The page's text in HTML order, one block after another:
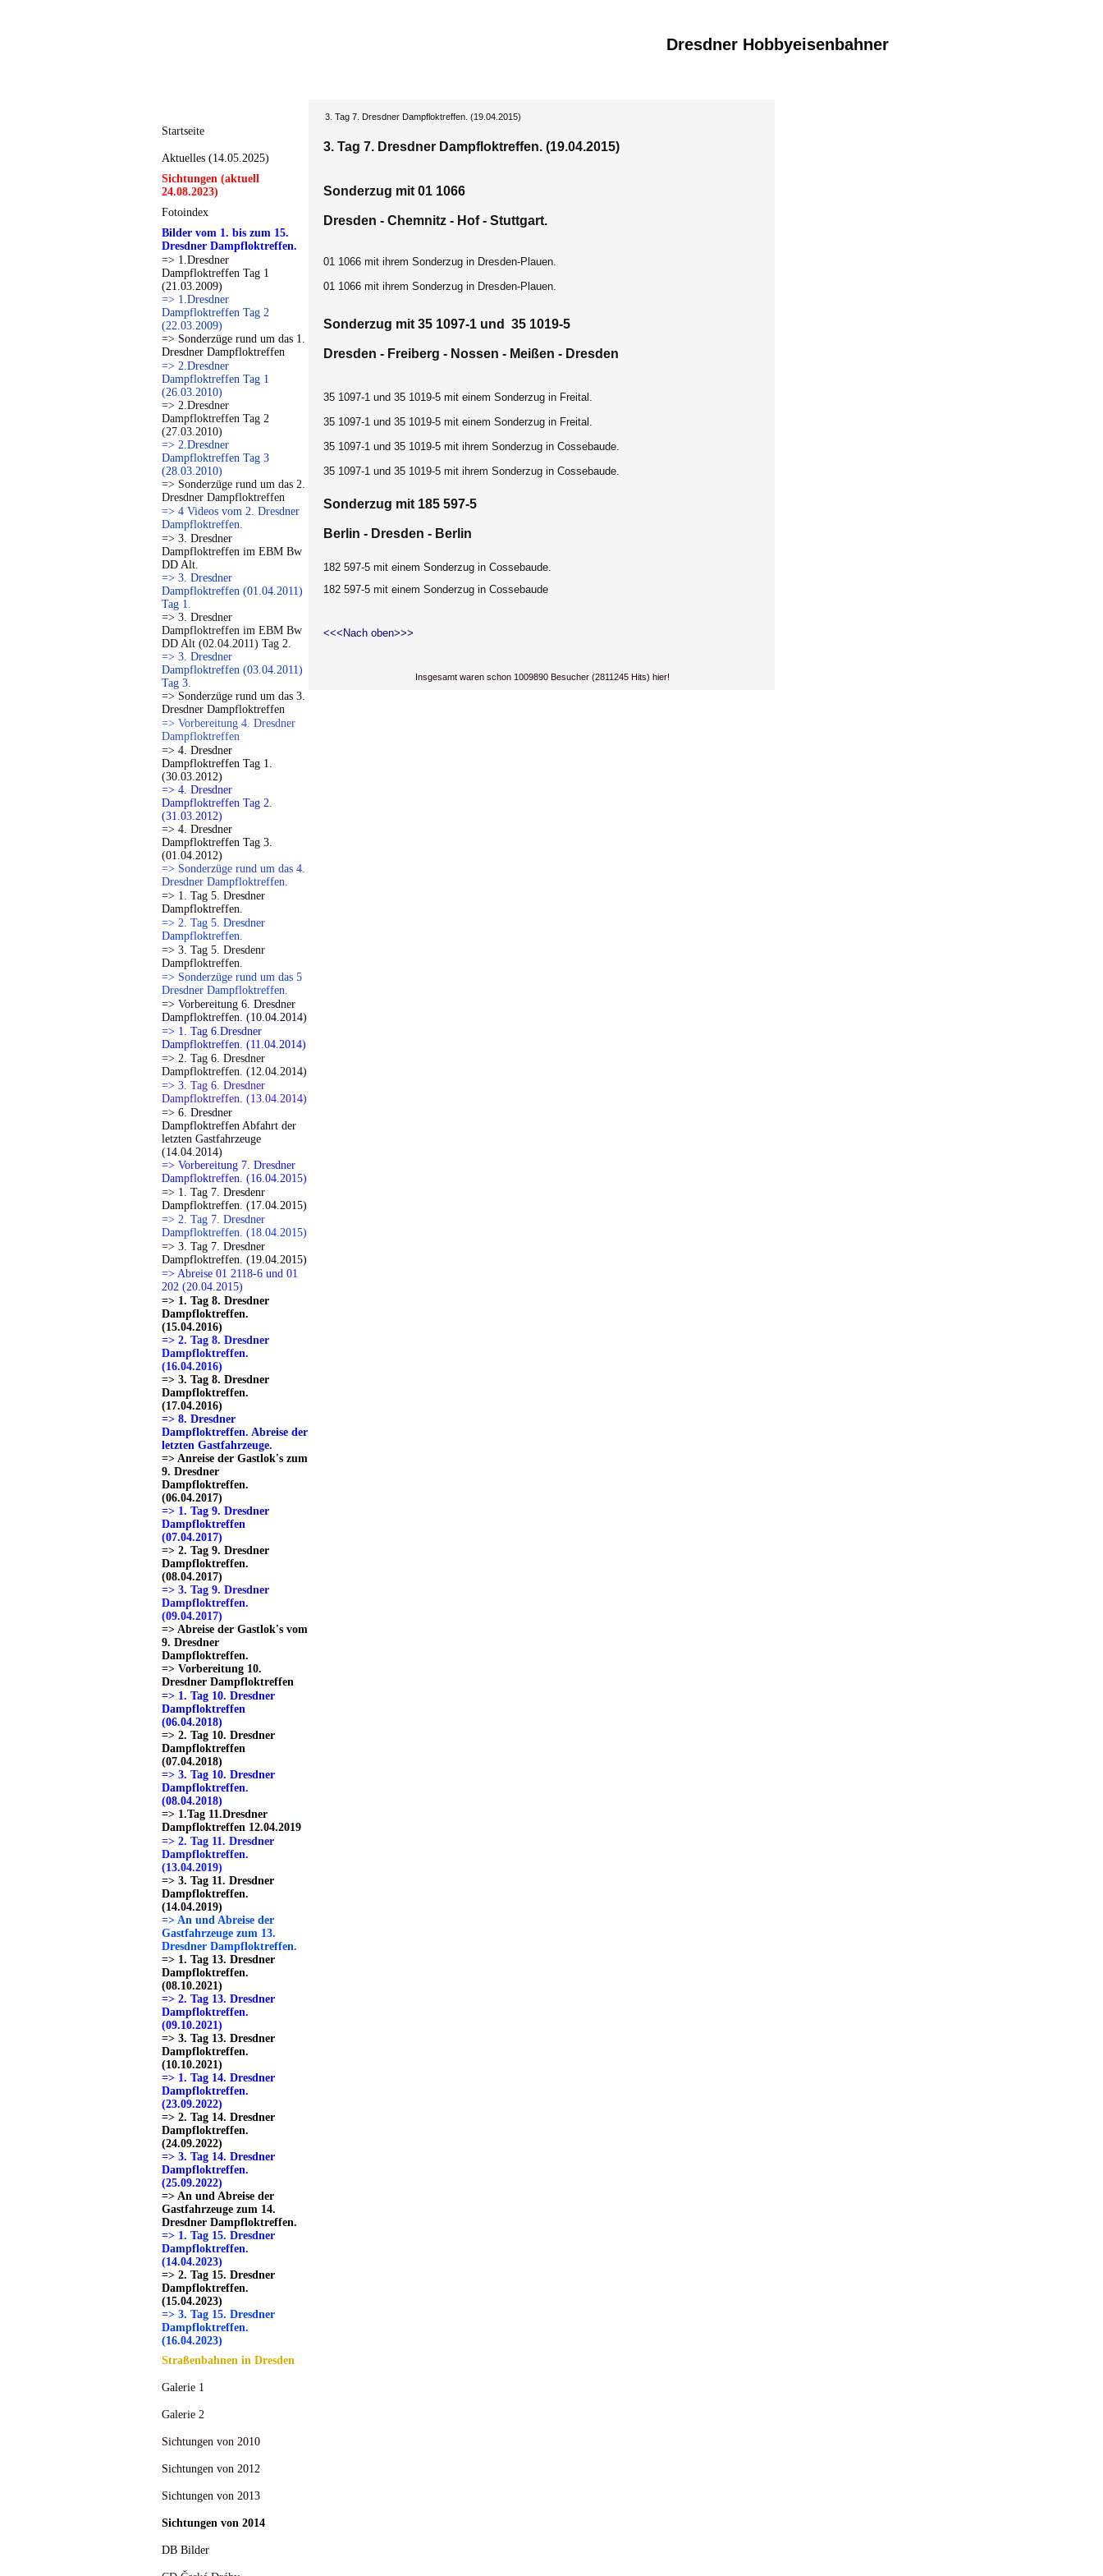
Dresdner Hobbyeisenbahner
Startseite
Aktuelles (14.05.2025)
Sichtungen (aktuell
24.08.2023)
Fotoindex
Bilder vom 1. bis zum 15.
Dresdner Dampfloktreffen.
=> 1.Dresdner
Dampfloktreffen Tag 1
(21.03.2009)
=> 1.Dresdner
Dampfloktreffen Tag 2
(22.03.2009)
=> Sonderzüge rund um das 1.
Dresdner Dampfloktreffen
=> 2.Dresdner
Dampfloktreffen Tag 1
(26.03.2010)
=> 2.Dresdner
Dampfloktreffen Tag 2
(27.03.2010)
=> 2.Dresdner
Dampfloktreffen Tag 3
(28.03.2010)
=> Sonderzüge rund um das 2.
Dresdner Dampfloktreffen
=> 4 Videos vom 2. Dresdner
Dampfloktreffen.
=> 3. Dresdner
Dampfloktreffen im EBM Bw
DD Alt.
=> 3. Dresdner
Dampfloktreffen (01.04.2011)
Tag 1.
=> 3. Dresdner
Dampfloktreffen im EBM Bw
DD Alt (02.04.2011) Tag 2.
=> 3. Dresdner
Dampfloktreffen (03.04.2011)
Tag 3.
=> Sonderzüge rund um das 3.
Dresdner Dampfloktreffen
=> Vorbereitung 4. Dresdner
Dampfloktreffen
=> 4. Dresdner
Dampfloktreffen Tag 1.
(30.03.2012)
=> 4. Dresdner
Dampfloktreffen Tag 2.
(31.03.2012)
=> 4. Dresdner
Dampfloktreffen Tag 3.
(01.04.2012)
=> Sonderzüge rund um das 4.
Dresdner Dampfloktreffen.
=> 1. Tag 5. Dresdner
Dampfloktreffen.
=> 2. Tag 5. Dresdner
Dampfloktreffen.
=> 3. Tag 5. Dresdenr
Dampfloktreffen.
=> Sonderzüge rund um das 5
Dresdner Dampfloktreffen.
=> Vorbereitung 6. Dresdner
Dampfloktreffen. (10.04.2014)
=> 1. Tag 6.Dresdner
Dampfloktreffen. (11.04.2014)
=> 2. Tag 6. Dresdner
Dampfloktreffen. (12.04.2014)
=> 3. Tag 6. Dresdner
Dampfloktreffen. (13.04.2014)
=> 6. Dresdner
Dampfloktreffen Abfahrt der
letzten Gastfahrzeuge
(14.04.2014)
=> Vorbereitung 7. Dresdner
Dampfloktreffen. (16.04.2015)
=> 1. Tag 7. Dresdenr
Dampfloktreffen. (17.04.2015)
=> 2. Tag 7. Dresdner
Dampfloktreffen. (18.04.2015)
=> 3. Tag 7. Dresdner
Dampfloktreffen. (19.04.2015)
=> Abreise 01 2118-6 und 01
202 (20.04.2015)
=> 1. Tag 8. Dresdner
Dampfloktreffen.
(15.04.2016)
=> 2. Tag 8. Dresdner
Dampfloktreffen.
(16.04.2016)
=> 3. Tag 8. Dresdner
Dampfloktreffen.
(17.04.2016)
=> 8. Dresdner
Dampfloktreffen. Abreise der
letzten Gastfahrzeuge.
=> Anreise der Gastlok's zum
9. Dresdner
Dampfloktreffen.
(06.04.2017)
=> 1. Tag 9. Dresdner
Dampfloktreffen
(07.04.2017)
=> 2. Tag 9. Dresdner
Dampfloktreffen.
(08.04.2017)
=> 3. Tag 9. Dresdner
Dampfloktreffen.
(09.04.2017)
=> Abreise der Gastlok's vom
9. Dresdner
Dampfloktreffen.
=> Vorbereitung 10.
Dresdner Dampfloktreffen
=> 1. Tag 10. Dresdner
Dampfloktreffen
(06.04.2018)
=> 2. Tag 10. Dresdner
Dampfloktreffen
(07.04.2018)
=> 3. Tag 10. Dresdner
Dampfloktreffen.
(08.04.2018)
=> 1.Tag 11.Dresdner
Dampfloktreffen 12.04.2019
=> 2. Tag 11. Dresdner
Dampfloktreffen.
(13.04.2019)
=> 3. Tag 11. Dresdner
Dampfloktreffen.
(14.04.2019)
=> An und Abreise der
Gastfahrzeuge zum 13.
Dresdner Dampfloktreffen.
=> 1. Tag 13. Dresdner
Dampfloktreffen.
(08.10.2021)
=> 2. Tag 13. Dresdner
Dampfloktreffen.
(09.10.2021)
=> 3. Tag 13. Dresdner
Dampfloktreffen.
(10.10.2021)
=> 1. Tag 14. Dresdner
Dampfloktreffen.
(23.09.2022)
=> 2. Tag 14. Dresdner
Dampfloktreffen.
(24.09.2022)
=> 3. Tag 14. Dresdner
Dampfloktreffen.
(25.09.2022)
=> An und Abreise der
Gastfahrzeuge zum 14.
Dresdner Dampfloktreffen.
=> 1. Tag 15. Dresdner
Dampfloktreffen.
(14.04.2023)
=> 2. Tag 15. Dresdner
Dampfloktreffen.
(15.04.2023)
=> 3. Tag 15. Dresdner
Dampfloktreffen.
(16.04.2023)
Straßenbahnen in Dresden
Galerie 1
Galerie 2
Sichtungen von 2010
Sichtungen von 2012
Sichtungen von 2013
Sichtungen von 2014
DB Bilder
3. Tag 7. Dresdner Dampfloktreffen. (19.04.2015)
3. Tag 7. Dresdner Dampfloktreffen. (19.04.2015)
Sonderzug mit 01 1066
Dresden - Chemnitz - Hof - Stuttgart.
01 1066 mit ihrem Sonderzug in Dresden-Plauen.
01 1066 mit ihrem Sonderzug in Dresden-Plauen.
Sonderzug mit 35 1097-1 und 35 1019-5
Dresden - Freiberg - Nossen - Meißen - Dresden
35 1097-1 und 35 1019-5 mit einem Sonderzug in Freital.
35 1097-1 und 35 1019-5 mit einem Sonderzug in Freital.
35 1097-1 und 35 1019-5 mit ihrem Sonderzug in Cossebaude.
35 1097-1 und 35 1019-5 mit ihrem Sonderzug in Cossebaude.
Sonderzug mit 185 597-5
Berlin - Dresden - Berlin
182 597-5 mit einem Sonderzug in Cossebaude.
182 597-5 mit einem Sonderzug in Cossebaude
<<<Nach oben>>>
Insgesamt waren schon 1009890 Besucher (2811245 Hits) hier!